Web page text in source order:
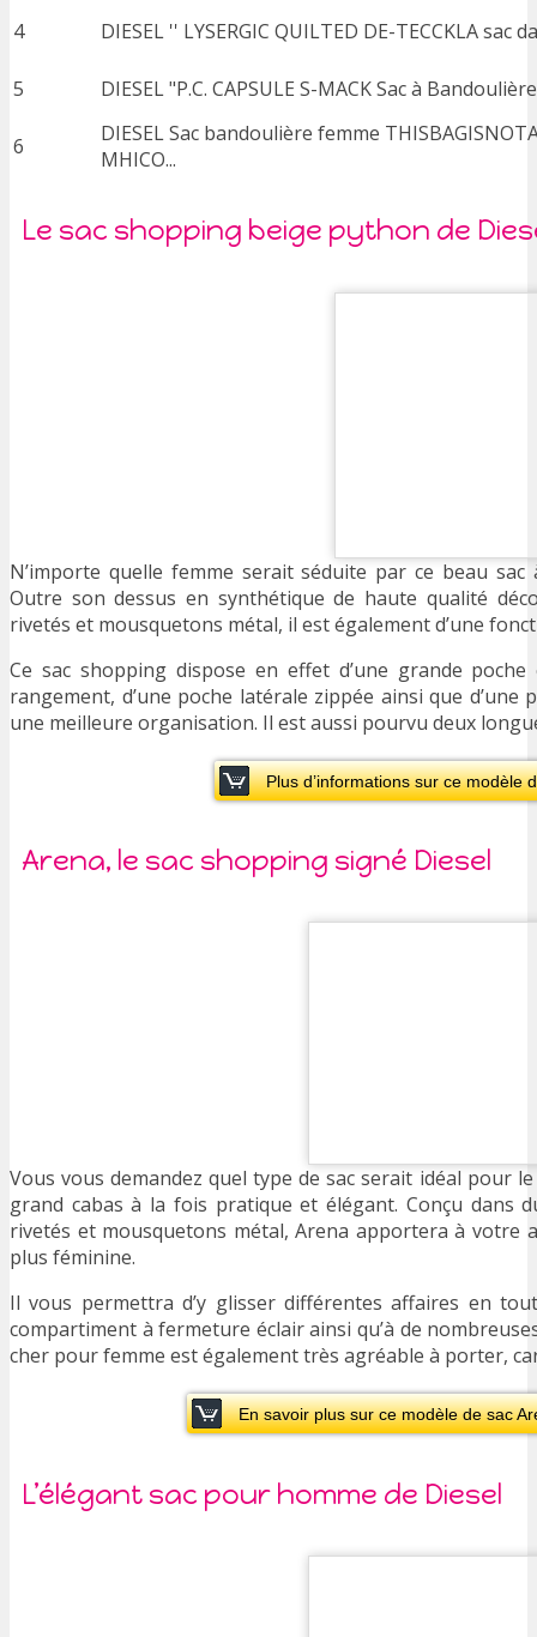
4 DIESEL '' LYSERGIC QUILTED DE-TECCKLA sac
5 DIESEL "P.C. CAPSULE S-MACK Sac à
6
DIESEL Sac bandoulière femme
MHICO...
Le sac shopping beige python de
N’importe quelle femme serait séduite par ce beau
Outre son dessus en synthétique de haute qualité
rivetés et mousquetons métal, il est également d’une
Ce sac shopping dispose en effet d’une grande
rangement, d’une poche latérale zippée ainsi que
une meilleure organisation. Il est aussi pourvu deux
Plus d’informations sur ce modèle
Arena, le sac shopping signé Diesel
Vous vous demandez quel type de sac serait idéal pour
grand cabas à la fois pratique et élégant. Conçu dans
rivetés et mousquetons métal, Arena apportera à votre
plus féminine.
Il vous permettra d’y glisser différentes affaires en
compartiment à fermeture éclair ainsi qu’à de
cher pour femme est également très agréable à porter,
En savoir plus sur ce modèle de sac
L’élégant sac pour homme de Diesel